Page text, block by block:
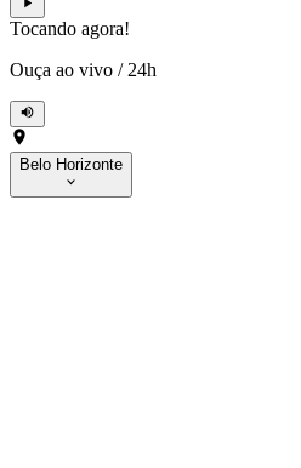
Tocando agora!
Ouça ao vivo / 24h
Belo Horizonte